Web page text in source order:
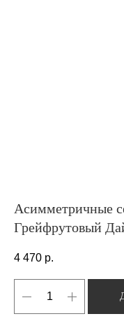
Асимметричные
Грейфрутовый
4 470 р.